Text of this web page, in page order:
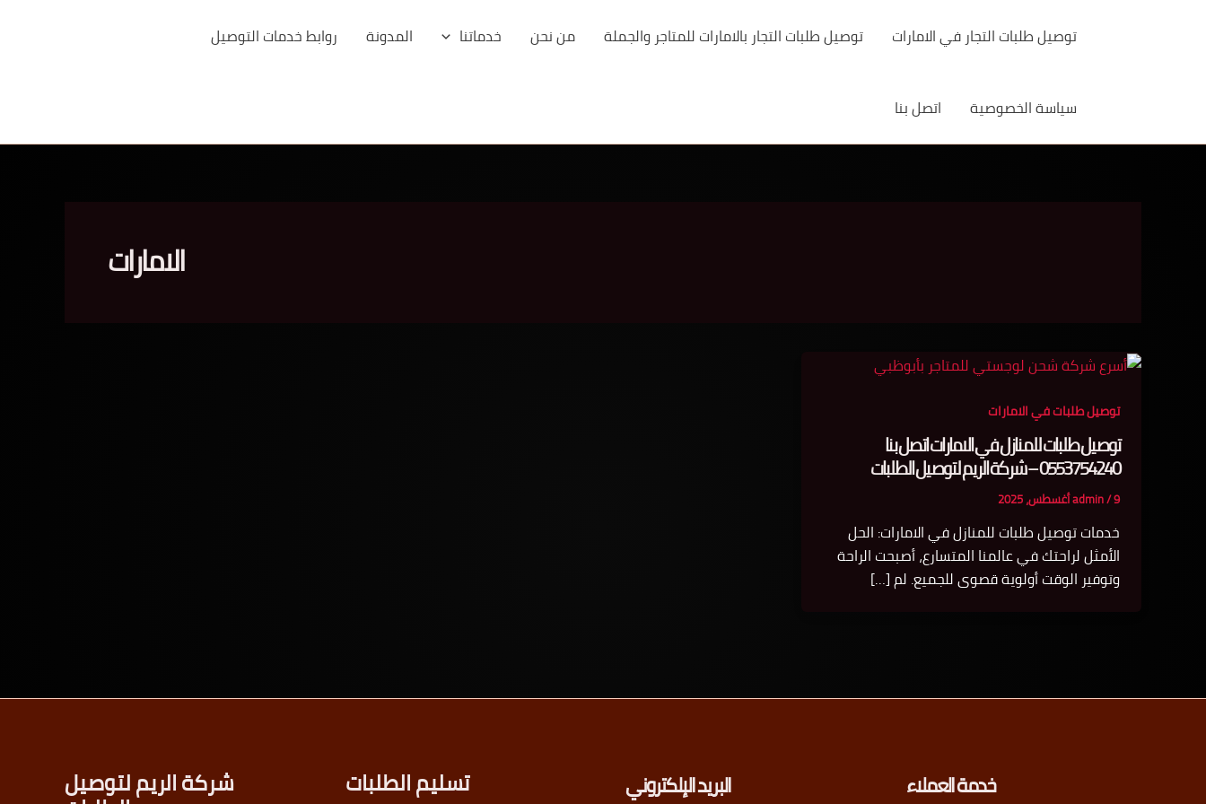
توصيل طلبات التجار في الامارات توصيل طلبات التجار بالامارات للمتاجر والجملة من نحن خدماتنا المدونة روابط خدمات التوصيل
سياسة الخصوصية اتصل بنا
الامارات
توصيل طلبات في الامارات
توصيل طلبات للمنازل في الامارات اتصل بنا
0553754240 – شركة الريم لتوصيل الطلبات
admin/9 أغسطس، 2025
خدمات توصيل طلبات للمنازل في الامارات: الحل
الأمثل لراحتك في عالمنا المتسارع، أصبحت الراحة
وتوفير الوقت أولوية قصوى للجميع. لم […]
خدمة العملاء البريد الإلكتروني تسليم الطلبات شركة الريم لتوصيل